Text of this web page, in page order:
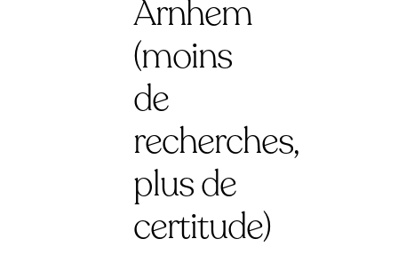
Arnhem
(moins
de
recherches,
plus de
certitude)